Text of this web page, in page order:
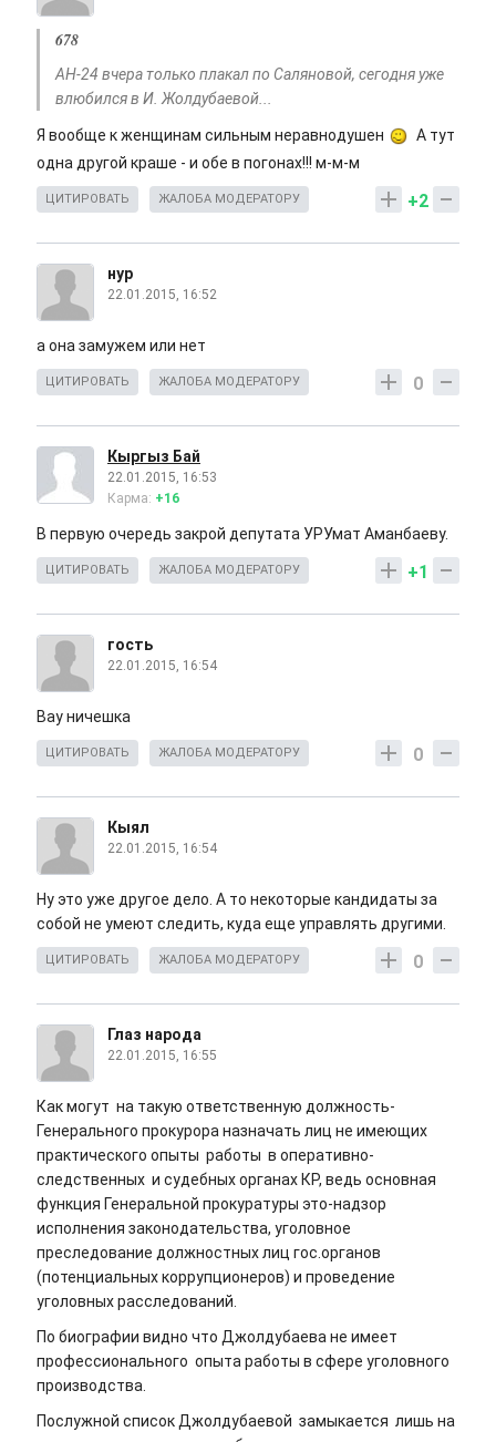
678
АН-24 вчера только плакал по Саляновой, сегодня уже
влюбился в И. Жолдубаевой...
Я вообще к женщинам сильным неравнодушен
А тут
одна другой краше - и обе в погонах!!! м-м-м
+2
ЦИТИРОВАТЬ ЖАЛОБА МОДЕРАТОРУ
нур
22.01.2015, 16:52
а она замужем или нет
0
ЦИТИРОВАТЬ ЖАЛОБА МОДЕРАТОРУ
Кыргыз Бай
22.01.2015, 16:53
Карма: +16
В первую очередь закрой депутата УРУмат Аманбаеву.
+1
ЦИТИРОВАТЬ ЖАЛОБА МОДЕРАТОРУ
гость
22.01.2015, 16:54
Вау ничешка
0
ЦИТИРОВАТЬ ЖАЛОБА МОДЕРАТОРУ
Кыял
22.01.2015, 16:54
Ну это уже другое дело. А то некоторые кандидаты за
собой не умеют следить, куда еще управлять другими.
0
ЦИТИРОВАТЬ ЖАЛОБА МОДЕРАТОРУ
Глаз народа
22.01.2015, 16:55
Как могут на такую ответственную должность-
Генерального прокурора назначать лиц не имеющих
практического опыты работы в оперативно-
следственных и судебных органах КР, ведь основная
функция Генеральной прокуратуры это-надзор
исполнения законодательства, уголовное
преследование должностных лиц гос.органов
(потенциальных коррупционеров) и проведение
уголовных расследований.
По биографии видно что Джолдубаева не имеет
профессионального опыта работы в сфере уголовного
производства.
Послужной список Джолдубаевой замыкается лишь на